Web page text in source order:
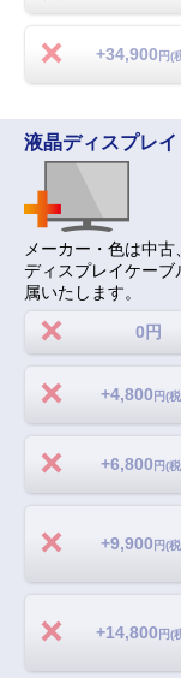
+34,900 円(
液晶ディスプレイ
メーカー・色は中古
ディスプレイケー
属いたします。
0円
+4,800 円(
+6,800 円(
+9,900 円(
+14,800 円(